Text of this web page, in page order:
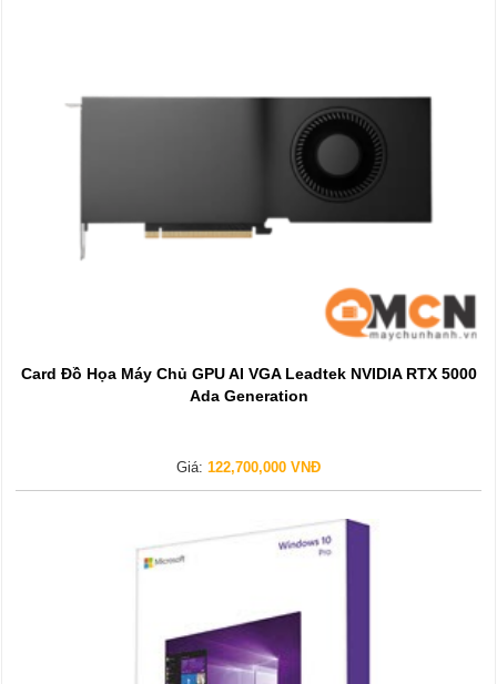
Card Đồ Họa Máy Chủ GPU AI VGA Leadtek NVIDIA RTX 5000
Ada Generation
Giá: 122,700,000 VNĐ